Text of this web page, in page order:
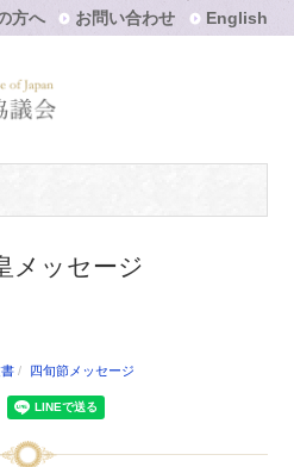
方へ お問い合わせ English
メッセージ
四旬節メッセージ